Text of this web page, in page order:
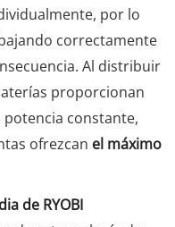
por lo
correctamente
Al distribuir
proporcionan
constante,
ofrezcan el máximo
de RYOBI